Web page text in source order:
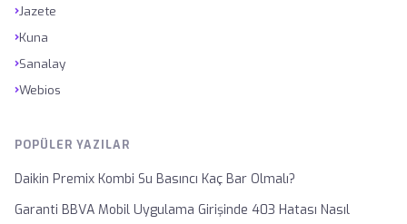
›Jazete
›Kuna
›Sanalay
›Webios
POPÜLER YAZILAR
Daikin Premix Kombi Su Basıncı Kaç Bar Olmalı?
Garanti BBVA Mobil Uygulama Girişinde 403 Hatası Nasıl